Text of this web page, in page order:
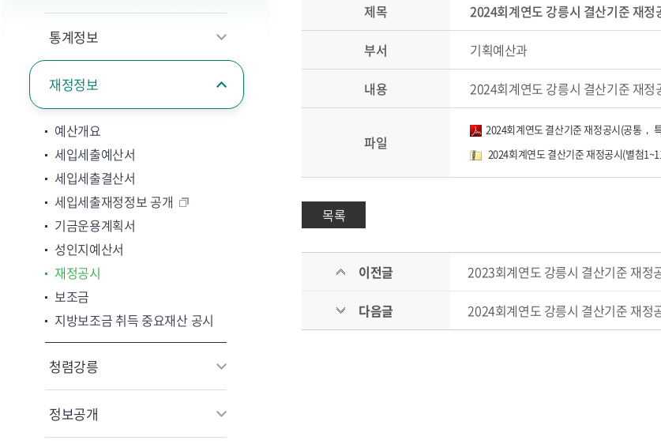
통계정보
재정정보
예산개요
세입세출예산서
세입세출결산서
세입세출재정정보 공개
기금운용계획서
성인지예산서
재정공시
보조금
지방보조금 취득 중요재산 공시
청렴강릉
정보공개
제목
2024회계연도 강릉시 결산기준 재정
부서 기획예산과
내용 2024회계연도 강릉시 결산기준 재정
파일
2024회계연도 결산기준 재정공시(공통，
2024회계연도 결산기준 재정공시(별첨
목록
이전글 2023회계연도 강릉시 결산기준 재정
다음글 2024회계연도 강릉시 결산기준 재정